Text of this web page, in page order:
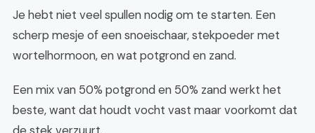
Je hebt niet veel spullen nodig om te starten. Een
scherp mesje of een snoeischaar, stekpoeder met
wortelhormoon, en wat potgrond en zand.
Een mix van 50% potgrond en 50% zand werkt het
beste, want dat houdt vocht vast maar voorkomt dat